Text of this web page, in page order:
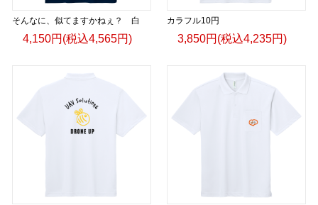
そんなに、似てますかねぇ？ 白
4,150円(税込4,565円)
カラフル10円
3,850円(税込4,235円)